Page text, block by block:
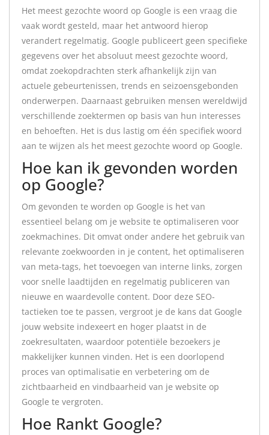
Het meest gezochte woord op Google is een vraag die
vaak wordt gesteld, maar het antwoord hierop
verandert regelmatig. Google publiceert geen specifieke
gegevens over het absoluut meest gezochte woord,
omdat zoekopdrachten sterk afhankelijk zijn van
actuele gebeurtenissen, trends en seizoensgebonden
onderwerpen. Daarnaast gebruiken mensen wereldwijd
verschillende zoektermen op basis van hun interesses
en behoeften. Het is dus lastig om één specifiek woord
aan te wijzen als het meest gezochte woord op Google.
Hoe kan ik gevonden worden
op Google?
Om gevonden te worden op Google is het van
essentieel belang om je website te optimaliseren voor
zoekmachines. Dit omvat onder andere het gebruik van
relevante zoekwoorden in je content, het optimaliseren
van meta-tags, het toevoegen van interne links, zorgen
voor snelle laadtijden en regelmatig publiceren van
nieuwe en waardevolle content. Door deze SEO-
tactieken toe te passen, vergroot je de kans dat Google
jouw website indexeert en hoger plaatst in de
zoekresultaten, waardoor potentiële bezoekers je
makkelijker kunnen vinden. Het is een doorlopend
proces van optimalisatie en verbetering om de
zichtbaarheid en vindbaarheid van je website op
Google te vergroten.
Hoe Rankt Google?